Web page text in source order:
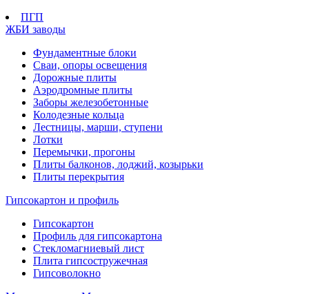
ПГП
ЖБИ заводы
Фундаментные блоки
Сваи, опоры освещения
Дорожные плиты
Аэродромные плиты
Заборы железобетонные
Колодезные кольца
Лестницы, марши, ступени
Лотки
Перемычки, прогоны
Плиты балконов, лоджий, козырьки
Плиты перекрытия
Гипсокартон и профиль
Гипсокартон
Профиль для гипсокартона
Стекломагниевый лист
Плита гипсостружечная
Гипсоволокно